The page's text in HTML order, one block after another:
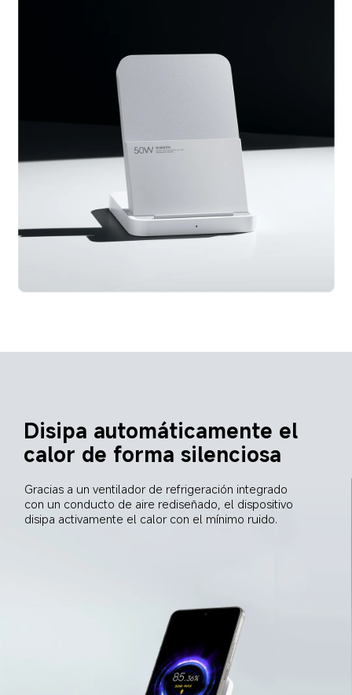
Disipa automáticamente el
calor de forma silenciosa
Gracias a un ventilador de refrigeración integrado
con un conducto de aire rediseñado, el dispositivo
disipa activamente el calor con el mínimo ruido.